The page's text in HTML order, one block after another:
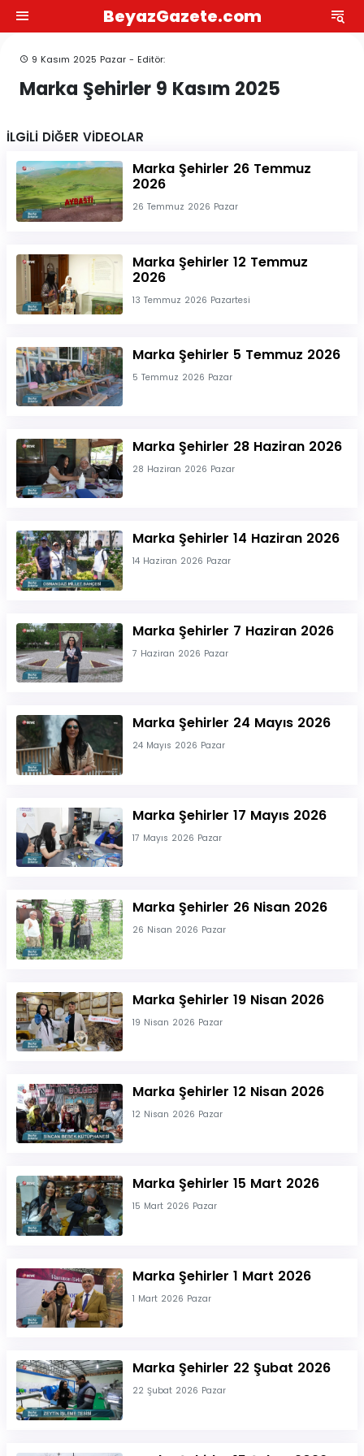
BeyazGazete.com
9 Kasım 2025 Pazar - Editör:
Marka Şehirler 9 Kasım 2025
İLGİLİ DİĞER VİDEOLAR
Marka Şehirler 26 Temmuz
2026
26 Temmuz 2026 Pazar
Marka Şehirler 12 Temmuz
2026
13 Temmuz 2026 Pazartesi
Marka Şehirler 5 Temmuz 2026
5 Temmuz 2026 Pazar
Marka Şehirler 28 Haziran 2026
28 Haziran 2026 Pazar
Marka Şehirler 14 Haziran 2026
14 Haziran 2026 Pazar
Marka Şehirler 7 Haziran 2026
7 Haziran 2026 Pazar
Marka Şehirler 24 Mayıs 2026
24 Mayıs 2026 Pazar
Marka Şehirler 17 Mayıs 2026
17 Mayıs 2026 Pazar
Marka Şehirler 26 Nisan 2026
26 Nisan 2026 Pazar
Marka Şehirler 19 Nisan 2026
19 Nisan 2026 Pazar
Marka Şehirler 12 Nisan 2026
12 Nisan 2026 Pazar
Marka Şehirler 15 Mart 2026
15 Mart 2026 Pazar
Marka Şehirler 1 Mart 2026
1 Mart 2026 Pazar
Marka Şehirler 22 Şubat 2026
22 Şubat 2026 Pazar